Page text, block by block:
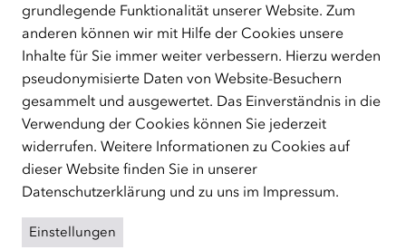
ÜBER UNS
Der Österreichische Integrationsfonds (ÖIF) ist ein Fonds der
Republik Österreich, der Flüchtlinge, subsidiär
Schutzberechtigte, Vertriebene sowie Zuwander/innen als
zentrale Anlaufstelle bei der Integration in Österreich
unterstützt.mehr
FacebookYouTube InstagramLinkedIn
Der Österreichische Integrationsfonds (ÖIF)
grundlegende Funktionalität unserer Website. Zum
anderen können wir mit Hilfe der Cookies unsere
Inhalte für Sie immer weiter verbessern. Hierzu werden
pseudonymisierte Daten von Website-Besuchern
gesammelt und ausgewertet. Das Einverständnis in die
Verwendung der Cookies können Sie jederzeit
widerrufen. Weitere Informationen zu Cookies auf
dieser Website finden Sie in unserer
Datenschutzerklärung und zu uns im Impressum.
Einstellungen